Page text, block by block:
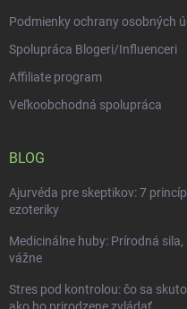
Podmienky ochrany osobných
Spolupráca Blogeri/Influenceri
Affiliate program
Veľkoobchodná spolupráca
BLOG
Ajurvéda pre skeptikov: 7
ezoteriky
Medicinálne huby: Prírodná
vážne
Stres pod kontrolou: čo sa